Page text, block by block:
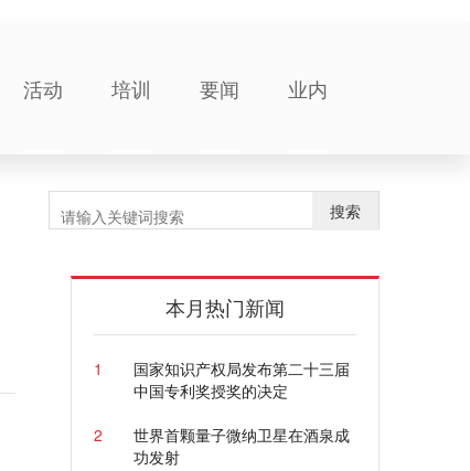
活动 培训 要闻 业内
搜索
本月热门新闻
1
国家知识产权局发布第二十三届
中国专利奖授奖的决定
2
世界首颗量子微纳卫星在酒泉成
功发射